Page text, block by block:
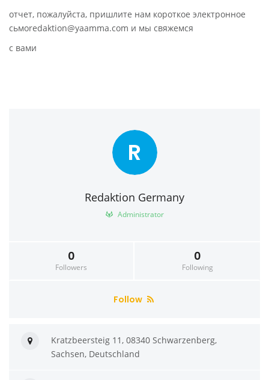
отчет, пожалуйста, пришлите нам короткое электронное
сьмоredaktion@yaamma.com и мы свяжемся
с вами
R
Redaktion Germany
Administrator
0
Followers
0
Following
Follow
Kratzbeersteig 11, 08340 Schwarzenberg,
Sachsen, Deutschland